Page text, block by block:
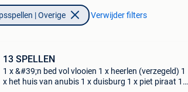
| Overige Verwijder filters
13 SPELLEN
1 x &#39;n bed vol vlooien 1 x heerlen (verzegeld) 1
x het huis van anubis 1 x duisburg 1 x piet piraat 1 x